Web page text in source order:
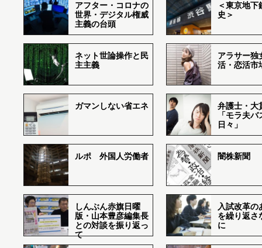
アフター・コロナの
世界・デジタル権威
主義の台頭
＜東京地下
史＞
ネット世論操作と民
主主義
アラサー独
活・恋活市
ガマンしない省エネ
弁護士・大
「モラ夫
日々」
ルポ 外国人労働者 闇株新聞
しんぶん赤旗日曜
版・山本豊彦編集長
との対談を振り返っ
て
入試改革の
を繰り返さ
に